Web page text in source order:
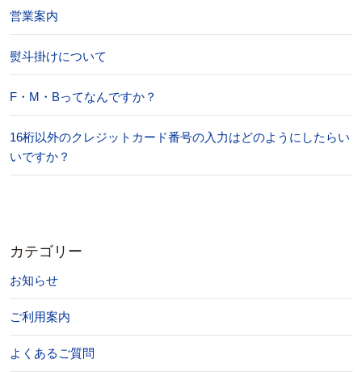
営業案内
熨斗掛けについて
F・M・Bってなんですか？
16桁以外のクレジットカード番号の入力はどのようにしたらい
いですか？
カテゴリー
お知らせ
ご利用案内
よくあるご質問